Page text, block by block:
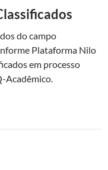
do campo
Plataforma Nilo
em processo
Acadêmico.